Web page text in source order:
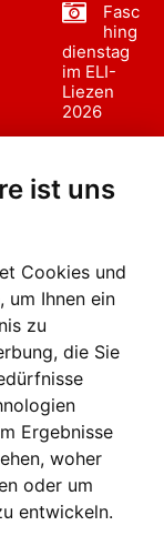
ist uns
Cookies und
um Ihnen ein
zu
die Sie
Ergebnisse
woher
oder um
entwickeln.
Fasc
hing
dienstag
im ELI-
Liezen
2026
sumzug
Liezen
werben?
2226600